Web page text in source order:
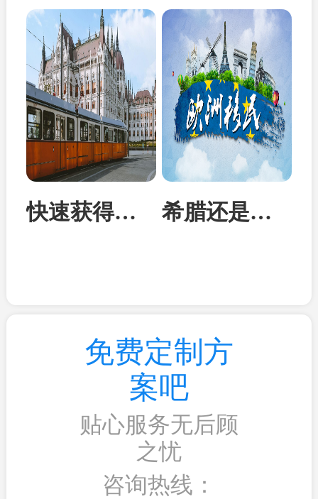
快速获得欧洲身份：匈牙利投资移民成为性价比首选 希腊还是马耳他？从身份到教育全面对比两国移民优势
免费定制方
案吧
贴心服务无后顾
之忧
咨询热线：